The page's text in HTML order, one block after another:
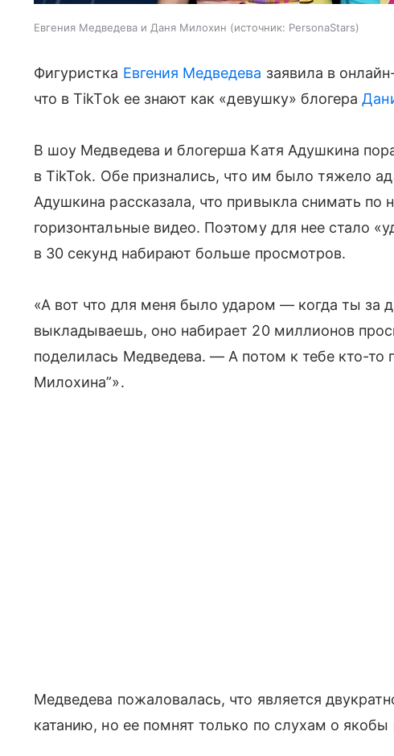
Евгения Медведева и Даня Милохин источник: PersonaStars
Фигуристка Евгения Медведева заявила в
что в TikTok ее знают как «девушку» блогера
В шоу Медведева и блогерша Катя Адушкина
в TikTok. Обе признались, что им было тяжело
Адушкина рассказала, что привыкла снимать по
горизонтальные видео. Поэтому для нее стало
в 30 секунд набирают больше просмотров.
«А вот что для меня было ударом — когда ты за
выкладываешь, оно набирает 20 миллионов
поделилась Медведева. — А потом к тебе кто-то
Милохина”».
Медведева пожаловалась, что является
катанию, но ее помнят только по слухам о